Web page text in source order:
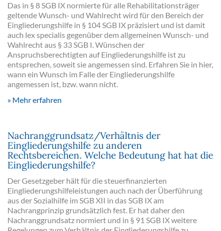
Das in § 8 SGB IX normierte für alle Rehabilitationsträger
geltende Wunsch- und Wahlrecht wird für den Bereich der
Eingliederungshilfe in § 104 SGB IX präzisiert und ist damit
auch lex specialis gegenüber dem allgemeinen Wunsch- und
Wahlrecht aus § 33 SGB I. Wünschen der
Anspruchsberechtigten auf Eingliederungshilfe ist zu
entsprechen, soweit sie angemessen sind. Erfahren Sie in hier,
wann ein Wunsch im Falle der Eingliederungshilfe
angemessen ist, bzw. wann nicht.
Mehr erfahren
Nachranggrundsatz/Verhältnis der
Eingliederungshilfe zu anderen
Rechtsbereichen. Welche Bedeutung hat hat die
Eingliederungshilfe?
Der Gesetzgeber hält für die steuerfinanzierten
Eingliederungshilfeleistungen auch nach der Überführung
aus der Sozialhilfe im SGB XII in das SGB IX am
Nachrangprinzip grundsätzlich fest. Er hat daher den
Nachranggrundsatz normiert und in § 91 SGB IX weitere